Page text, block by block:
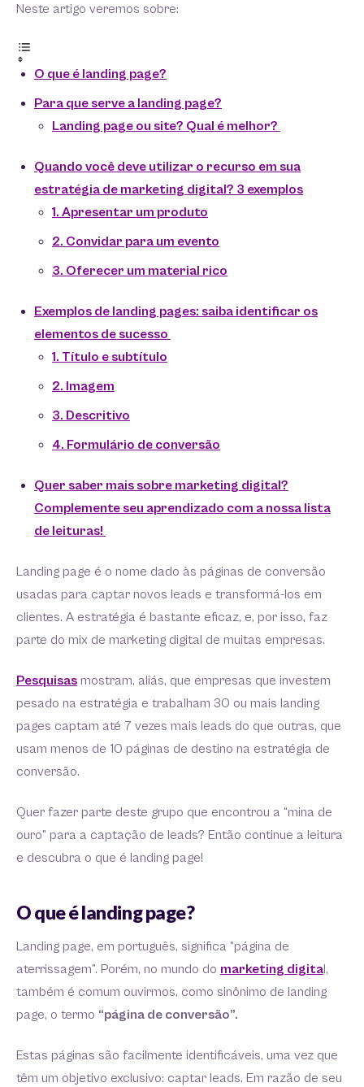
Neste artigo veremos sobre:
O que é landing page?
Para que serve a landing page?
Landing page ou site? Qual é melhor?
Quando você deve utilizar o recurso em sua
estratégia de marketing digital? 3 exemplos
1. Apresentar um produto
2. Convidar para um evento
3. Oferecer um material rico
Exemplos de landing pages: saiba identificar os
elementos de sucesso
1. Título e subtítulo
2. Imagem
3. Descritivo
4. Formulário de conversão
Quer saber mais sobre marketing digital?
Complemente seu aprendizado com a nossa lista
de leituras!
Landing page é o nome dado às páginas de conversão
usadas para captar novos leads e transformá-los em
clientes. A estratégia é bastante eficaz, e, por isso, faz
parte do mix de marketing digital de muitas empresas.
Pesquisas mostram, aliás, que empresas que investem
pesado na estratégia e trabalham 30 ou mais landing
pages captam até 7 vezes mais leads do que outras, que
usam menos de 10 páginas de destino na estratégia de
conversão.
Quer fazer parte deste grupo que encontrou a “mina de
ouro” para a captação de leads? Então continue a leitura
e descubra o que é landing page!
O que é landing page?
Landing page, em português, significa “página de
aterrissagem”. Porém, no mundo do marketing digital,
também é comum ouvirmos, como sinônimo de landing
page, o termo “página de conversão”.
Estas páginas são facilmente identificáveis, uma vez que
têm um objetivo exclusivo: captar leads. Em razão de seu